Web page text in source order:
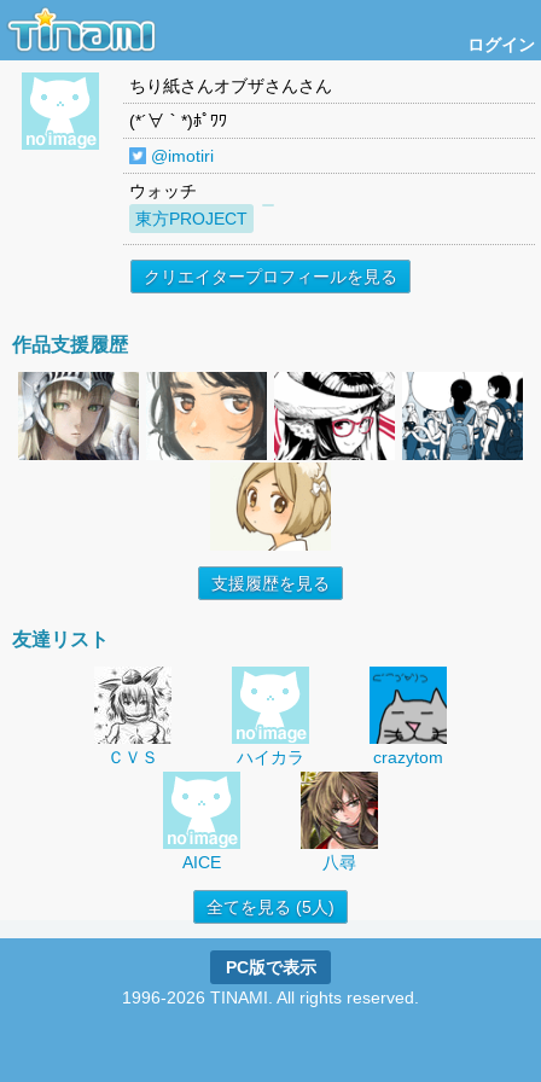
ログイン
ちり紙さんオブザさんさん
(*´∀｀*)ﾎﾟﾜﾜ
@imotiri
ウォッチ
東方PROJECT
クリエイタープロフィールを見る
作品支援履歴
支援履歴を見る
友達リスト
ＣＶＳ ハイカラ crazytom
AICE 八尋
全てを見る (5人)
PC版で表示
1996-2026 TINAMI. All rights reserved.